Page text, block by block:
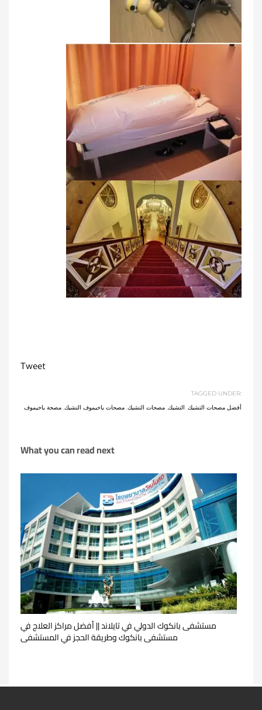
Tweet
TAGGED UNDER:
أفضل مصحات التشيك, التشيك, مصحات التشيك, مصحات ياخيموف التشيك, مصحة ياخيموف
What you can read next
مستشفى بانكوك الدولي في تايلاند || أفضل مراكز العلاج في
مستشفى بانكوك وطريقة الحجز في المستشفى